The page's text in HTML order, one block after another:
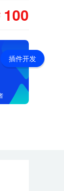
100
插件开发